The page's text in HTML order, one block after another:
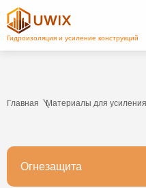
Главная Материалы для усиления
Огнезащита